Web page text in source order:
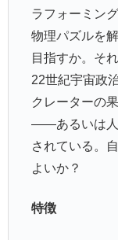
ラフォーミン
物理パズルを
目指すか。そ
22世紀宇宙政
クレーターの
――あるいは人
されている。
よいか？
特徴